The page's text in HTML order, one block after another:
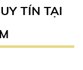
TÍN TẠI